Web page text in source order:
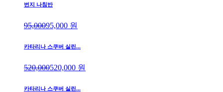
번지 나침반
95,00095,000 원
카타리나 스쿠버 실린...
520,000520,000 원
카타리나 스쿠버 실린...